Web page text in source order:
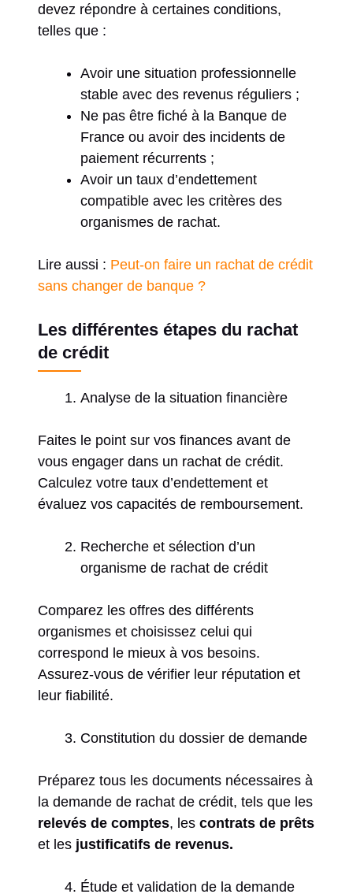
devez répondre à certaines conditions,
telles que :
Avoir une situation professionnelle
stable avec des revenus réguliers ;
Ne pas être fiché à la Banque de
France ou avoir des incidents de
paiement récurrents ;
Avoir un taux d’endettement
compatible avec les critères des
organismes de rachat.
Lire aussi : Peut-on faire un rachat de crédit
sans changer de banque ?
Les différentes étapes du rachat
de crédit
Analyse de la situation financière
Faites le point sur vos finances avant de
vous engager dans un rachat de crédit.
Calculez votre taux d’endettement et
évaluez vos capacités de remboursement.
Recherche et sélection d’un
organisme de rachat de crédit
Comparez les offres des différents
organismes et choisissez celui qui
correspond le mieux à vos besoins.
Assurez-vous de vérifier leur réputation et
leur fiabilité.
Constitution du dossier de demande
Préparez tous les documents nécessaires à
la demande de rachat de crédit, tels que les
relevés de comptes, les contrats de prêts
et les justificatifs de revenus.
Étude et validation de la demande